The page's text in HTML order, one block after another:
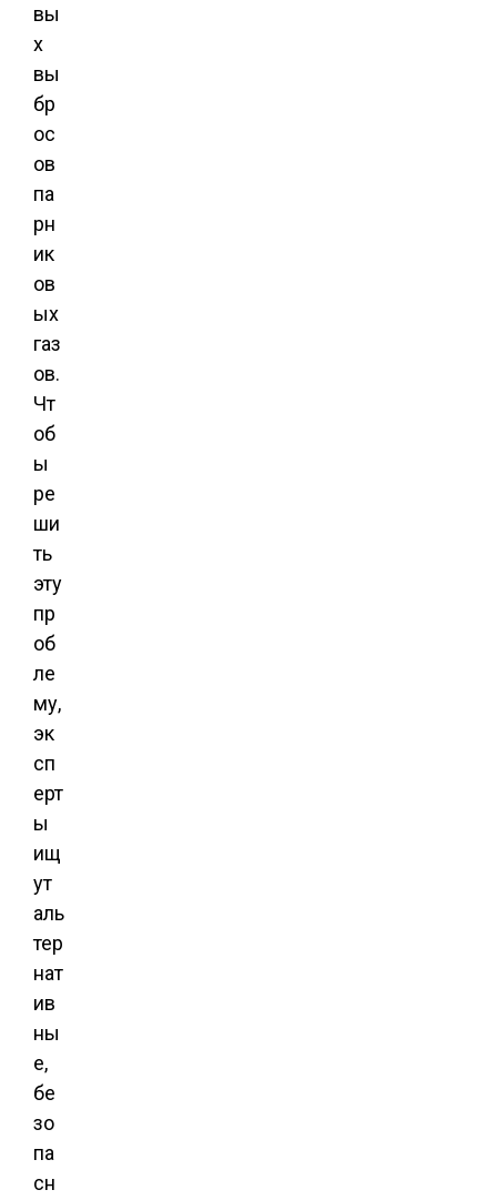
вы
х
вы
бр
ос
ов
па
рн
ик
ов
ых
газ
ов.
Чт
об
ы
ре
ши
ть
эту
пр
об
ле
му,
эк
сп
ерт
ы
ищ
ут
аль
тер
нат
ив
ны
е,
бе
зо
па
сн